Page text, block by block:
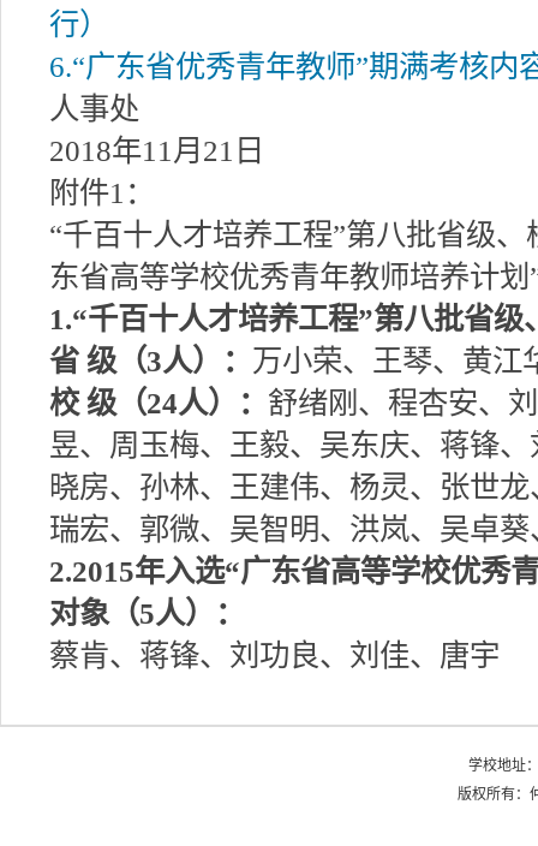
行）
6.“广东省优秀青年教师”期满考核内
人事处
2018年11月21日
附件1：
“千百十人才培养工程”第八批省级、
东省高等学校优秀青年教师培养计
1.“千百十人才培养工程”第八批省级
省 级（3人）
： 万小荣、王琴、黄江
校 级（24人）： 舒绪刚、程杏安、
昱、周玉梅、王毅、吴东庆、蒋锋
晓房、孙林、王建伟、杨灵、张世
瑞宏、郭微、吴智明、洪岚、吴卓
2.2015年入选“广东省高等学校优秀
对象（5人）：
蔡肯、蒋锋、刘功良、刘佳、唐宇
学校地址
版权所有：